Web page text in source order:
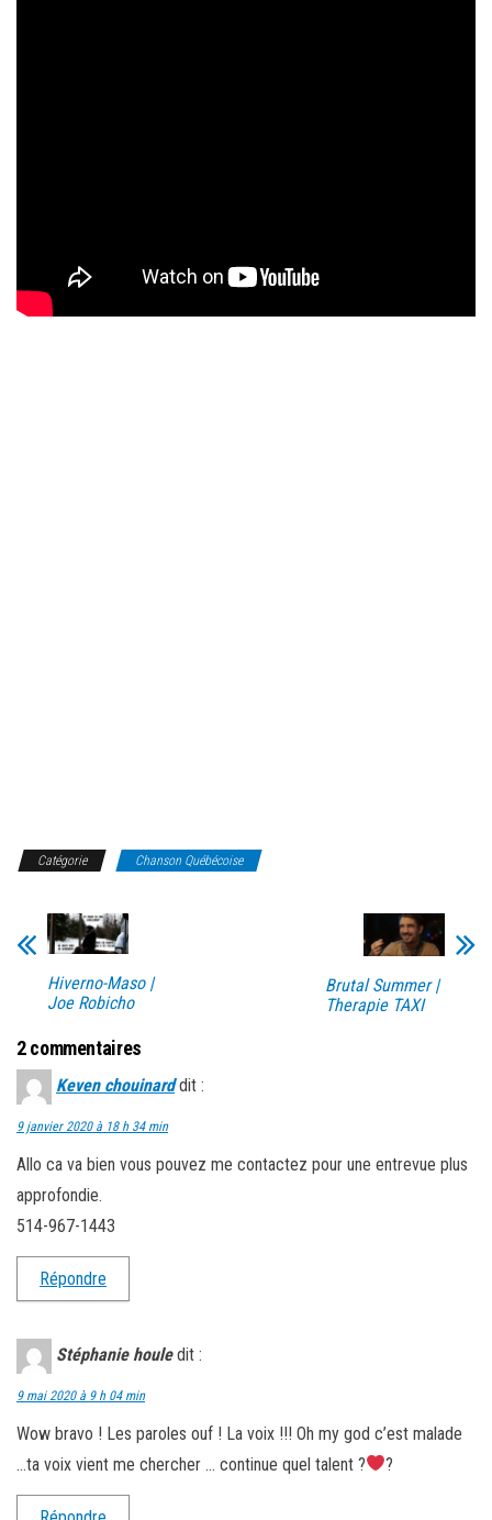
Catégorie Chanson Québécoise
Hiverno-Maso |
Joe Robicho
Brutal Summer |
Therapie TAXI
2 commentaires
Keven chouinard dit :
9 janvier 2020 à 18 h 34 min
Allo ca va bien vous pouvez me contactez pour une entrevue plus
approfondie.
514-967-1443
Répondre
Stéphanie houle dit :
9 mai 2020 à 9 h 04 min
Wow bravo ! Les paroles ouf ! La voix !!! Oh my god c’est malade
…ta voix vient me chercher … continue quel talent ?
?